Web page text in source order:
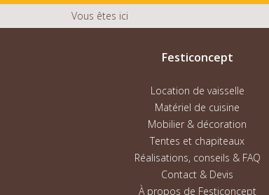
Vous êtes ici
Festiconcept
Location de vaisselle
Matériel de cuisine
Mobilier & décoration
Tentes et chapiteaux
Réalisations, conseils & FAQ
Contact & Devis
À propos de Festiconcept